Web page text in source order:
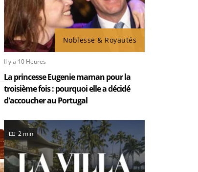
Noblesse & Royautés
Il y a 10 Heures
La princesse Eugenie maman pour la
troisième fois : pourquoi elle a décidé
d'accoucher au Portugal
2 min